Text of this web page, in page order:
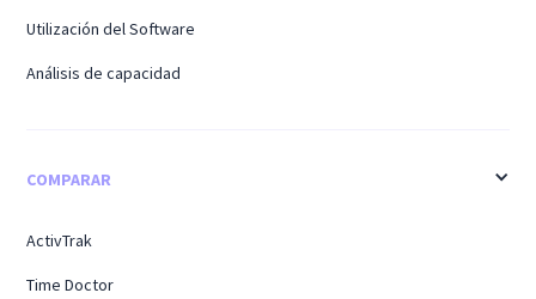
Utilización del Software
Análisis de capacidad
COMPARAR
ActivTrak
Time Doctor